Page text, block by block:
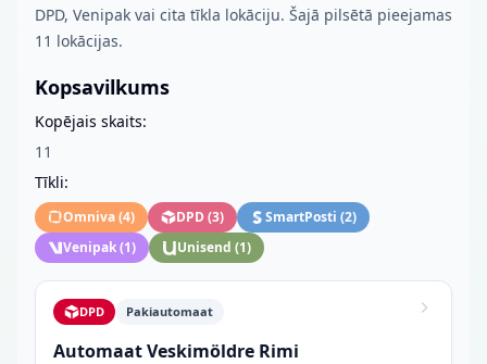
DPD, Venipak vai cita tīkla lokāciju. Šajā pilsētā pieejamas
11 lokācijas.
Kopsavilkums
Kopējais skaits:
11
Tīkli:
Omniva(4) DPD(3) SmartPosti (2)
Venipak(1) Unisend (1)
DPD Pakiautomaat
Automaat Veskimöldre Rimi